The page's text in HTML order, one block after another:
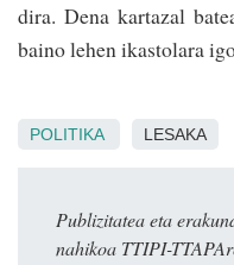
dira. Dena kartazal
baino lehen ikastolara
POLITIKA LESAKA
Publizitatea eta
nahikoa TTIPI-